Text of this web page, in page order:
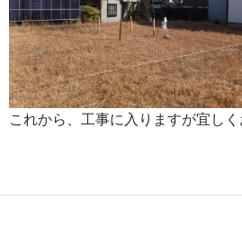
これから、工事に入りますが宜し